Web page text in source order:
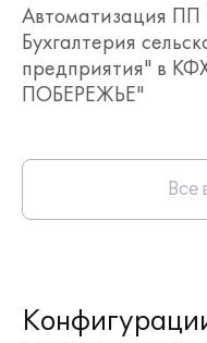
Автоматизация
Бухгалтерия
предприятия" в
ПОБЕРЕЖЬЕ"
Все